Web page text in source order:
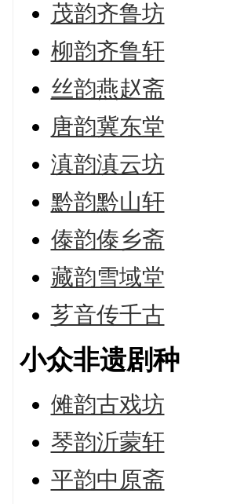
茂韵齐鲁坊
柳韵齐鲁轩
丝韵燕赵斋
唐韵冀东堂
滇韵滇云坊
黔韵黔山轩
傣韵傣乡斋
藏韵雪域堂
芗音传千古
小众非遗剧种
傩韵古戏坊
琴韵沂蒙轩
平韵中原斋